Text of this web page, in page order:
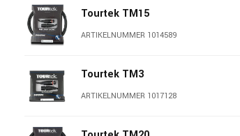
Tourtek TM15
ARTIKELNUMMER 1014589
Tourtek TM3
ARTIKELNUMMER 1017128